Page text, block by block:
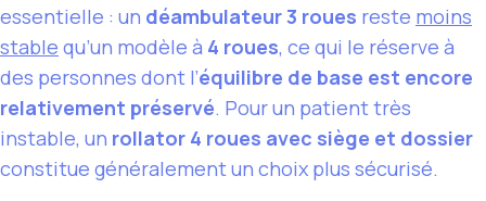
essentielle : un déambulateur 3 roues reste moins
stable qu’un modèle à 4 roues, ce qui le réserve à
des personnes dont l’équilibre de base est encore
relativement préservé. Pour un patient très
instable, un rollator 4 roues avec siège et dossier
constitue généralement un choix plus sécurisé.